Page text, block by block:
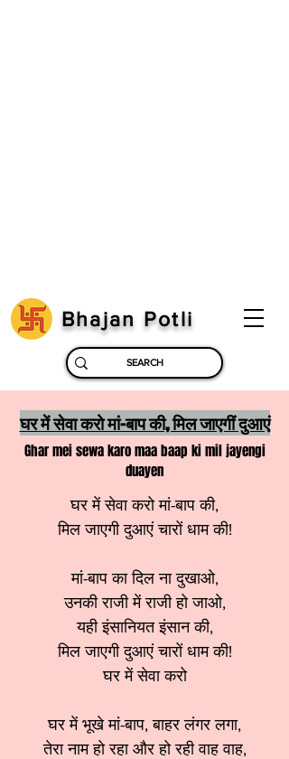
Bhajan Potli
घर में सेवा करो मां-बाप की, मिल जाएगीं दुआएं
Ghar mei sewa karo maa baap ki mil jayengi
duayen
घर में सेवा करो मां-बाप की,
मिल जाएगी दुआएं चारों धाम की!
मां-बाप का दिल ना दुखाओ,
उनकी राजी में राजी हो जाओ,
यही इंसानियत इंसान की,
मिल जाएगी दुआएं चारों धाम की!
घर में सेवा करो
घर में भूखे मां-बाप, बाहर लंगर लगा,
तेरा नाम हो रहा और हो रही वाह वाह,